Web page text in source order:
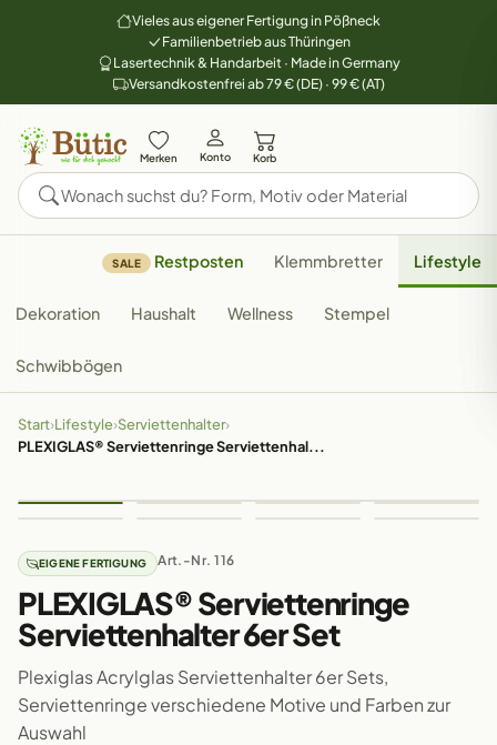
Vieles aus eigener Fertigung in Pößneck
Familienbetrieb aus Thüringen
Lasertechnik & Handarbeit · Made in Germany
Versandkostenfrei ab 79 € (DE) · 99 € (AT)
Merken Konto Korb
SALE Restposten Klemmbretter Lifestyle
Dekoration Haushalt Wellness Stempel
Schwibbögen
Start›Lifestyle›Serviettenhalter›
PLEXIGLAS® Serviettenringe Serviettenhal...
EIGENE FERTIGUNG Art.-Nr. 116
PLEXIGLAS® Serviettenringe
Serviettenhalter 6er Set
Plexiglas Acrylglas Serviettenhalter 6er Sets,
Serviettenringe verschiedene Motive und Farben zur
Auswahl